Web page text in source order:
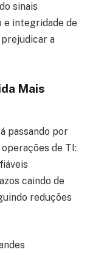
sinais
e integridade de
a
Mais
passando por
de TI:
caindo de
reduções